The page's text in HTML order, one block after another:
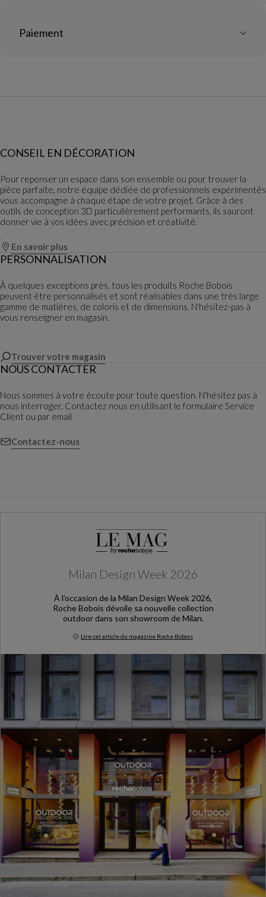
Paiement
CONSEIL EN DÉCORATION
Pour repenser un espace dans son ensemble ou pour trouver la
pièce parfaite, notre équipe dédiée de professionnels expérimentés
vous accompagne à chaque étape de votre projet. Grâce à des
outils de conception 3D particulièrement performants, ils sauront
donner vie à vos idées avec précision et créativité.
En savoir plus
PERSONNALISATION
À quelques exceptions près, tous les produits Roche Bobois
peuvent être personnalisés et sont réalisables dans une très large
gamme de matières, de coloris et de dimensions. N'hésitez-pas à
vous renseigner en magasin.
Trouver votre magasin
NOUS CONTACTER
Nous sommes à votre écoute pour toute question. N'hésitez pas à
nous interroger. Contactez nous en utilisant le formulaire Service
Client ou par email
Contactez-nous
Milan Design Week 2026
À l’occasion de la Milan Design Week 2026,
Roche Bobois dévoile sa nouvelle collection
outdoor dans son showroom de Milan.
Lire cet article du magazine Roche Bobois
Milan Design Week 2026